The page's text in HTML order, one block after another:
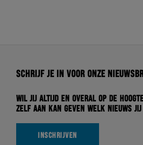
Schrijf je in voor onze
Wil jij altijd en overal op de
zelf aan kan geven welk nieuws
INSCHRIJVEN